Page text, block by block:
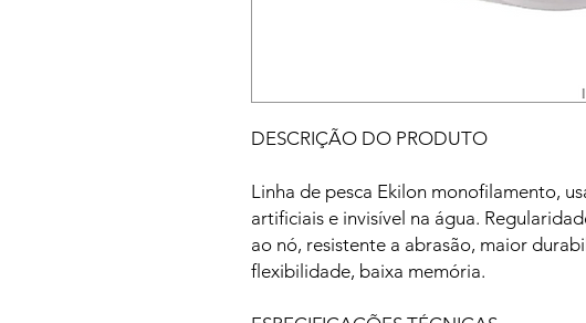
DESCRIÇÃO DO PRODUTO
Linha de pesca Ekilon monofilamento,
artificiais e invisível na água.
ao nó, resistente a abrasão, maior
flexibilidade, baixa memória.